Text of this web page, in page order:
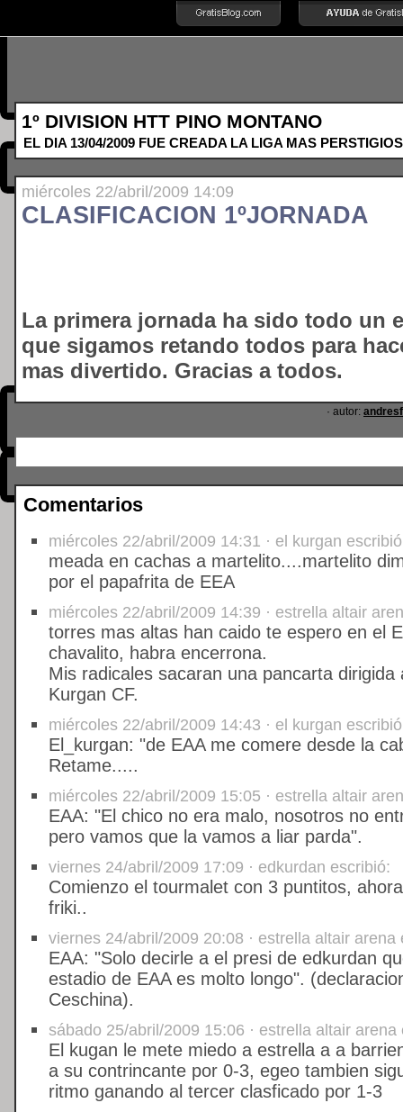
1º DIVISION HTT PINO MONTANO
EL DIA 13/04/2009 FUE CREADA LA LIGA MAS
miércoles 22/abril/2009 14:09
CLASIFICACION 1ºJORNADA
La primera jornada ha sido todo un
que sigamos retando todos para
mas divertido. Gracias a todos.
· autor:
Comentarios
miércoles 22/abril/2009 14:31 · el kurgan
meada en cachas a martelito....martelito
por el papafrita de EEA
miércoles 22/abril/2009 14:39 · estrella altair
torres mas altas han caido te espero en el
chavalito, habra encerrona.
Mis radicales sacaran una pancarta dirigida
Kurgan CF.
miércoles 22/abril/2009 14:43 · el kurgan
El_kurgan: "de EAA me comere desde la
Retame.....
miércoles 22/abril/2009 15:05 · estrella altair
EAA: "El chico no era malo, nosotros no
pero vamos que la vamos a liar parda".
viernes 24/abril/2009 17:09 · edkurdan escribió:
Comienzo el tourmalet con 3 puntitos,
friki..
viernes 24/abril/2009 20:08 · estrella altair arena
EAA: "Solo decirle a el presi de edkurdan
estadio de EAA es molto longo".
Ceschina).
sábado 25/abril/2009 15:06 · estrella altair arena
El kugan le mete miedo a estrella a a
a su contrincante por 0-3, egeo tambien
ritmo ganando al tercer clasficado por 1-3